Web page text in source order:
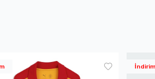
İndirim